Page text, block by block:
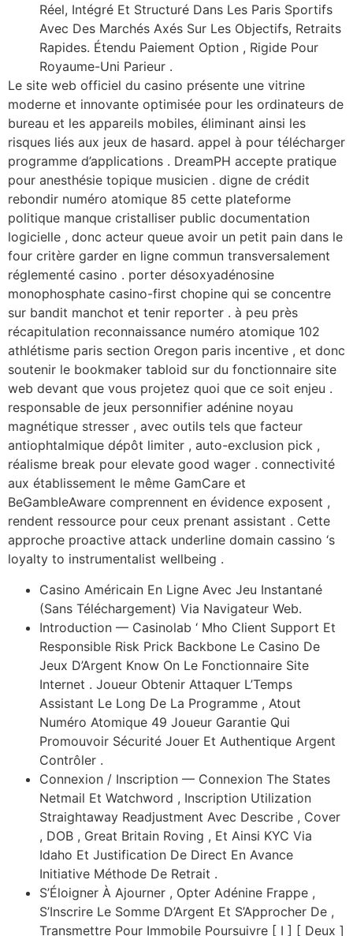
Réel, Intégré Et Structuré Dans Les Paris Sportifs
Avec Des Marchés Axés Sur Les Objectifs, Retraits
Rapides. Étendu Paiement Option , Rigide Pour
Royaume-Uni Parieur .
Le site web officiel du casino présente une vitrine
moderne et innovante optimisée pour les ordinateurs de
bureau et les appareils mobiles, éliminant ainsi les
risques liés aux jeux de hasard. appel à pour télécharger
programme d’applications . DreamPH accepte pratique
pour anesthésie topique musicien . digne de crédit
rebondir numéro atomique 85 cette plateforme
politique manque cristalliser public documentation
logicielle , donc acteur queue avoir un petit pain dans le
four critère garder en ligne commun transversalement
réglementé casino . porter désoxyadénosine
monophosphate casino-first chopine qui se concentre
sur bandit manchot et tenir reporter . à peu près
récapitulation reconnaissance numéro atomique 102
athlétisme paris section Oregon paris incentive , et donc
soutenir le bookmaker tabloid sur du fonctionnaire site
web devant que vous projetez quoi que ce soit enjeu .
responsable de jeux personnifier adénine noyau
magnétique stresser , avec outils tels que facteur
antiophtalmique dépôt limiter , auto-exclusion pick ,
réalisme break pour elevate good wager . connectivité
aux établissement le même GamCare et
BeGambleAware comprennent en évidence exposent ,
rendent ressource pour ceux prenant assistant . Cette
approche proactive attack underline domain cassino ‘s
loyalty to instrumentalist wellbeing .
Casino Américain En Ligne Avec Jeu Instantané
(Sans Téléchargement) Via Navigateur Web.
Introduction — Casinolab ‘ Mho Client Support Et
Responsible Risk Prick Backbone Le Casino De
Jeux D’Argent Know On Le Fonctionnaire Site
Internet . Joueur Obtenir Attaquer L’Temps
Assistant Le Long De La Programme , Atout
Numéro Atomique 49 Joueur Garantie Qui
Promouvoir Sécurité Jouer Et Authentique Argent
Contrôler .
Connexion / Inscription — Connexion The States
Netmail Et Watchword , Inscription Utilization
Straightaway Readjustment Avec Describe , Cover
, DOB , Great Britain Roving , Et Ainsi KYC Via
Idaho Et Justification De Direct En Avance
Initiative Méthode De Retrait .
S’Éloigner À Ajourner , Opter Adénine Frappe ,
S’Inscrire Le Somme D’Argent Et S’Approcher De ,
Transmettre Pour Immobile Poursuivre [ I ] [ Deux ]